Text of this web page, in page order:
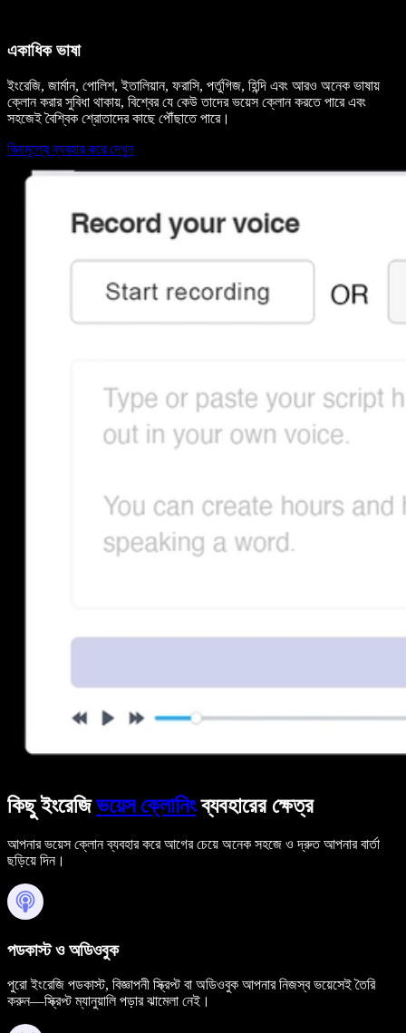
একাধিক ভাষা
ইংরেজি, জার্মান, পোলিশ, ইতালিয়ান, ফরাসি, পর্তুগিজ, হিন্দি এবং আরও অনেক ভাষায়
ক্লোন করার সুবিধা থাকায়, বিশ্বের যে কেউ তাদের ভয়েস ক্লোন করতে পারে এবং
সহজেই বৈশ্বিক শ্রোতাদের কাছে পৌঁছাতে পারে।
বিনামূল্যে ব্যবহার করে দেখুন
কিছু ইংরেজিভয়েস ক্লোনিংব্যবহারের ক্ষেত্র
আপনার ভয়েস ক্লোন ব্যবহার করে আগের চেয়ে অনেক সহজে ও দ্রুত আপনার বার্তা
ছড়িয়ে দিন।
পডকাস্ট ও অডিওবুক
পুরো ইংরেজি পডকাস্ট, বিজ্ঞাপনী স্ক্রিপ্ট বা অডিওবুক আপনার নিজস্ব ভয়েসেই তৈরি
করুন—স্ক্রিপ্ট ম্যানুয়ালি পড়ার ঝামেলা নেই।